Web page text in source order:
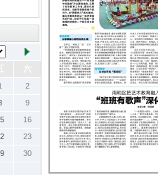
2
9
16
23
30